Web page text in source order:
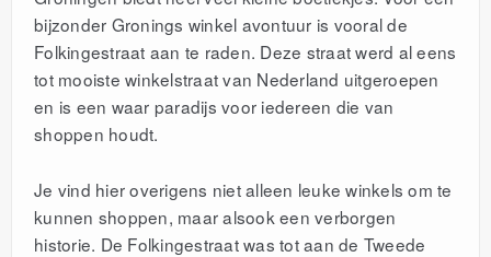
bijzonder Gronings winkel avontuur is vooral de
Folkingestraat aan te raden. Deze straat werd al eens
tot mooiste winkelstraat van Nederland uitgeroepen
en is een waar paradijs voor iedereen die van
shoppen houdt.
Je vind hier overigens niet alleen leuke winkels om te
kunnen shoppen, maar alsook een verborgen
historie. De Folkingestraat was tot aan de Tweede